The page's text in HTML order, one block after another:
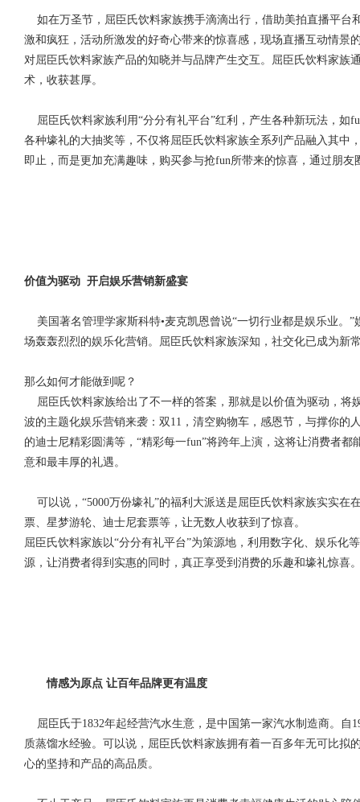
如在万圣节，屈臣氏饮料家族携手滴滴出行，借助美拍直播平台
激和疯狂，活动所激发的好奇心带来的惊喜感，现场直播互动情景
对屈臣氏饮料家族产品的知晓并与品牌产生交互。屈臣氏饮料家族
术，收获甚厚。
屈臣氏饮料家族利用“分分有礼平台”红利，产生各种新玩法，如
各种壕礼的大抽奖等，不仅将屈臣氏饮料家族全系列产品融入其中
即止，而是更加充满趣味，购买参与抢fun所带来的惊喜，通过朋
价值为驱动 开启娱乐营销新盛宴
美国著名管理学家斯科特•麦克凯恩曾说“一切行业都是娱乐业。
场轰轰烈烈的娱乐化营销。屈臣氏饮料家族深知，社交化已成为新
那么如何才能做到呢？
屈臣氏饮料家族给出了不一样的答案，那就是以价值为驱动，将
波的主题化娱乐营销来袭：双11，清空购物车，感恩节，与撑你的
的迪士尼精彩圆满等，“精彩每一fun”将跨年上演，这将让消费者
意和最丰厚的礼遇。
可以说，“5000万份壕礼”的福利大派送是屈臣氏饮料家族实实在
票、星梦游轮、迪士尼套票等，让无数人收获到了惊喜。
屈臣氏饮料家族以“分分有礼平台”为策源地，利用数字化、娱乐化
源，让消费者得到实惠的同时，真正享受到消费的乐趣和壕礼惊喜
情感为原点 让百年品牌更有温度
屈臣氏于1832年起经营汽水生意，是中国第一家汽水制造商。自
质蒸馏水经验。可以说，屈臣氏饮料家族拥有着一百多年无可比拟
心的坚持和产品的高品质。